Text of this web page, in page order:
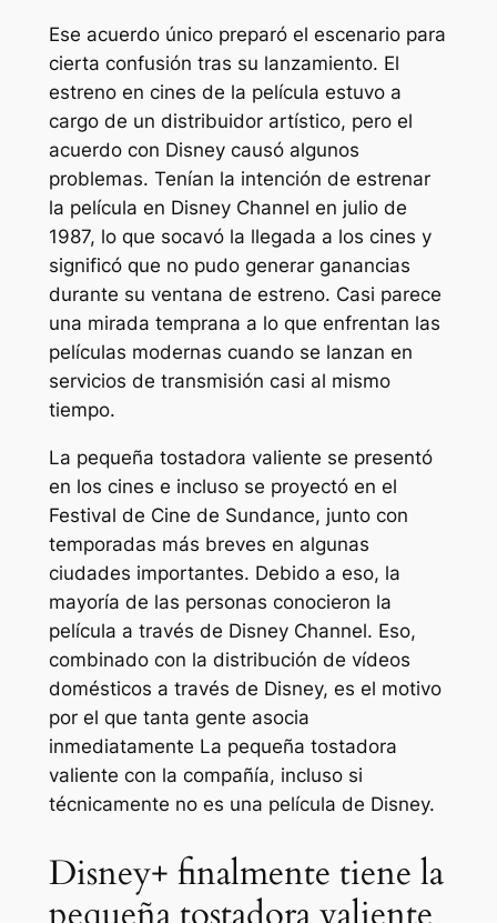
Ese acuerdo único preparó el escenario para
cierta confusión tras su lanzamiento. El
estreno en cines de la película estuvo a
cargo de un distribuidor artístico, pero el
acuerdo con Disney causó algunos
problemas. Tenían la intención de estrenar
la película en Disney Channel en julio de
1987, lo que socavó la llegada a los cines y
significó que no pudo generar ganancias
durante su ventana de estreno. Casi parece
una mirada temprana a lo que enfrentan las
películas modernas cuando se lanzan en
servicios de transmisión casi al mismo
tiempo.
La pequeña tostadora valiente se presentó
en los cines e incluso se proyectó en el
Festival de Cine de Sundance, junto con
temporadas más breves en algunas
ciudades importantes. Debido a eso, la
mayoría de las personas conocieron la
película a través de Disney Channel. Eso,
combinado con la distribución de vídeos
domésticos a través de Disney, es el motivo
por el que tanta gente asocia
inmediatamente La pequeña tostadora
valiente con la compañía, incluso si
técnicamente no es una película de Disney.
Disney+ finalmente tiene la